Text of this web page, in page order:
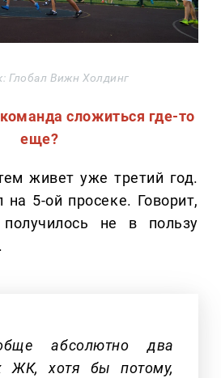
Глобал Вижн Холдинг
сложиться где-то
еще?
живет уже третий год.
5-ой просеке. Говорит,
не в пользу
абсолютно два
ЖК, хотя бы потому,